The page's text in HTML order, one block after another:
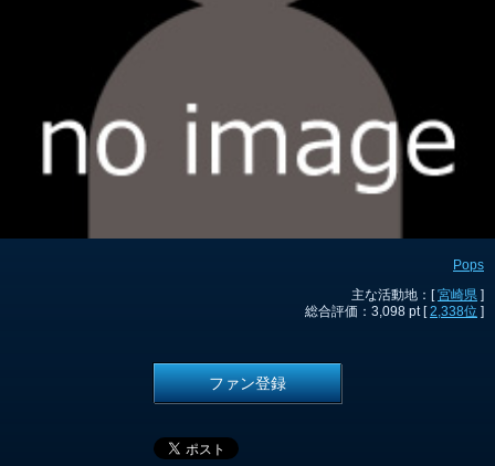
Pops
主な活動地：[宮崎県 ]
総合評価：3,098 pt [2,338位 ]
ファン登録